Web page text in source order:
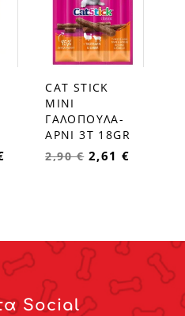
favorite_border
CAT STICK
MINI
ΓΑΛΟΠΟΥΛΑ-
ΑΡΝΙ 3Τ 18GR
2,90 € 2,61 €
Social